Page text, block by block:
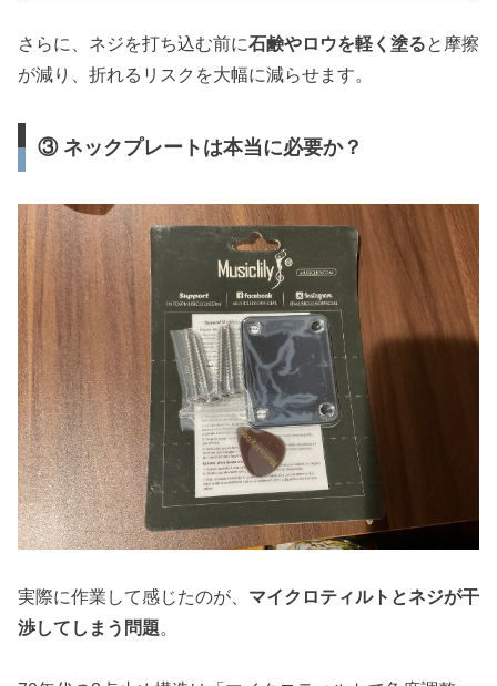
さらに、ネジを打ち込む前に石鹸やロウを軽く塗ると摩擦
が減り、折れるリスクを大幅に減らせます。
③ ネックプレートは本当に必要か？
実際に作業して感じたのが、 マイクロティルトとネジが干
渉してしまう問題。